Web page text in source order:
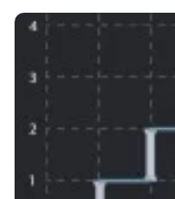
몸과 부딪히면 끝나는 게임의
문제이다. 입력으로는 사과
해야하는지가 주어진다. 처음
전환'이라는게 아래와 같이
알았는데 문제를 다시 잘 읽
방향을 전환하는 것이었다.